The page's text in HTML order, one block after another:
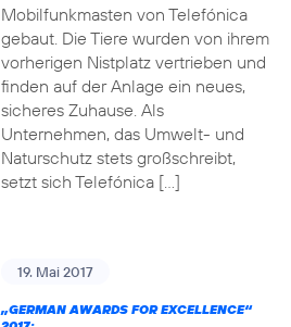
Mobilfunkmasten von Telefónica
gebaut. Die Tiere wurden von ihrem
vorherigen Nistplatz vertrieben und
finden auf der Anlage ein neues,
sicheres Zuhause. Als
Unternehmen, das Umwelt- und
Naturschutz stets großschreibt,
setzt sich Telefónica […]
19. Mai 2017
„GERMAN AWARDS FOR EXCELLENCE“